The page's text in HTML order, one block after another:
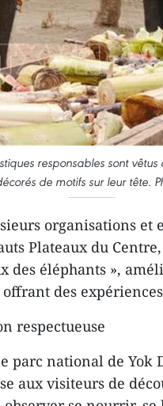
responsables sont
de motifs sur leur tête.
organisations et
Plateaux du
des éléphants »,
des
respectueuse
parc national de Yok
aux visiteurs de